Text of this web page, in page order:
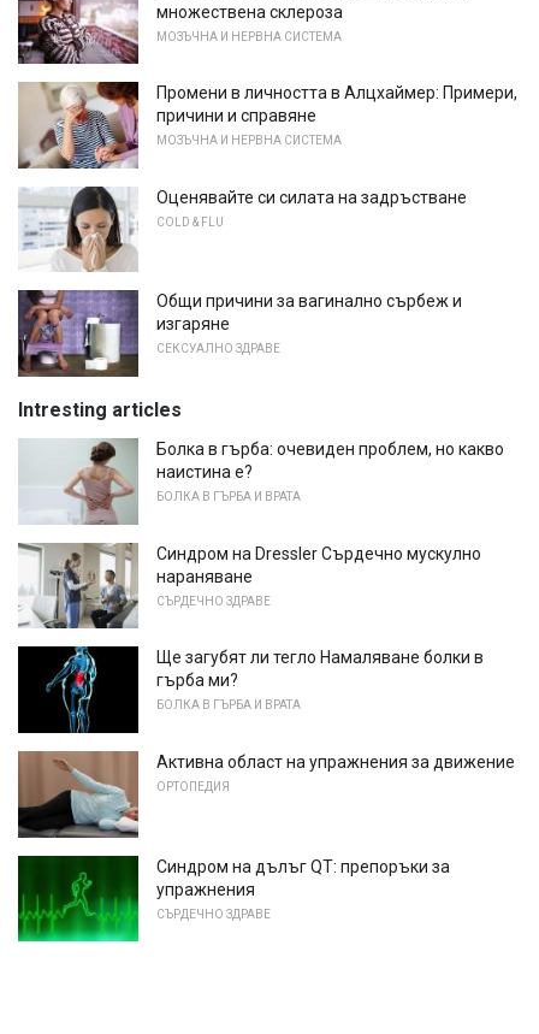
множествена склероза
МОЗЪЧНА И НЕРВНА СИСТЕМА
Промени в личността в Алцхаймер: Примери,
причини и справяне
МОЗЪЧНА И НЕРВНА СИСТЕМА
Оценявайте си силата на задръстване
COLD & FLU
Общи причини за вагинално сърбеж и
изгаряне
СЕКСУАЛНО ЗДРАВЕ
Intresting articles
Болка в гърба: очевиден проблем, но какво
наистина е?
БОЛКА В ГЪРБА И ВРАТА
Синдром на Dressler Сърдечно мускулно
нараняване
СЪРДЕЧНО ЗДРАВЕ
Ще загубят ли тегло Намаляване болки в
гърба ми?
БОЛКА В ГЪРБА И ВРАТА
Активна област на упражнения за движение
ОРТОПЕДИЯ
Синдром на дълъг QT: препоръки за
упражнения
СЪРДЕЧНО ЗДРАВЕ